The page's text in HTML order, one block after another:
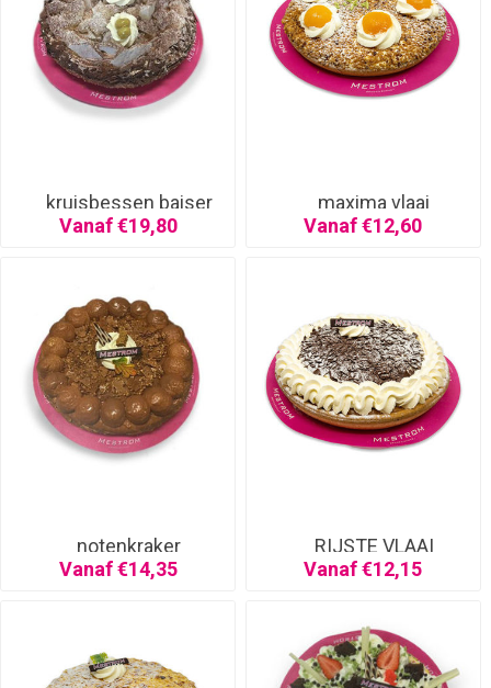
kruisbessen baiser
Vanaf €19,80
maxima vlaai
Vanaf €12,60
notenkraker
Vanaf €14,35
RIJSTE VLAAI
SLAGROOM
Vanaf €12,15